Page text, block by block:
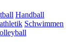
Handball
Schwimmen